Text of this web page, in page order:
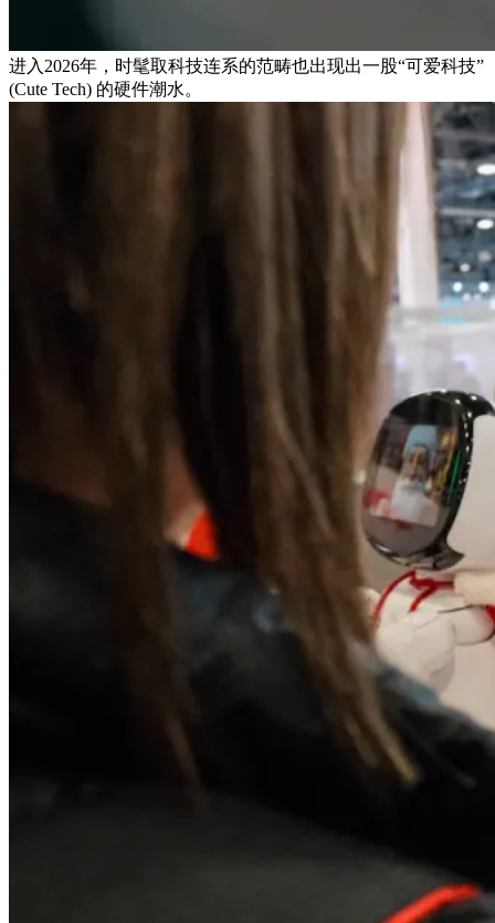
进入2026年，时髦取科技连系的范畴也出现出一股“可爱科技”
(Cute Tech) 的硬件潮水。